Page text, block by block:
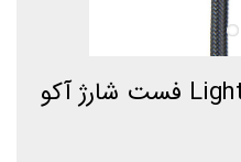
کابل تبدیل USB به Lightning فست شارژ آکو